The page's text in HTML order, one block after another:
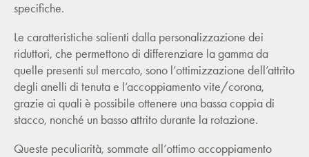
specifiche.
Le caratteristiche salienti dalla personalizzazione dei
riduttori, che permettono di differenziare la gamma da
quelle presenti sul mercato, sono l’ottimizzazione dell’attrito
degli anelli di tenuta e l’accoppiamento vite/corona,
grazie ai quali è possibile ottenere una bassa coppia di
stacco, nonché un basso attrito durante la rotazione.
Queste peculiarità, sommate all’ottimo accoppiamento